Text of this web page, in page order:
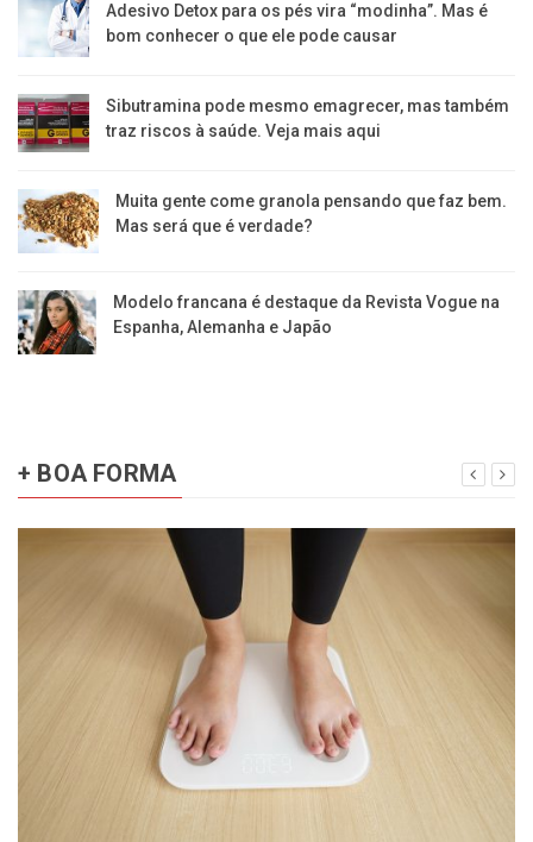
Adesivo Detox para os pés vira “modinha”. Mas é
bom conhecer o que ele pode causar
Sibutramina pode mesmo emagrecer, mas também
traz riscos à saúde. Veja mais aqui
Muita gente come granola pensando que faz bem.
Mas será que é verdade?
Modelo francana é destaque da Revista Vogue na
Espanha, Alemanha e Japão
+ BOA FORMA